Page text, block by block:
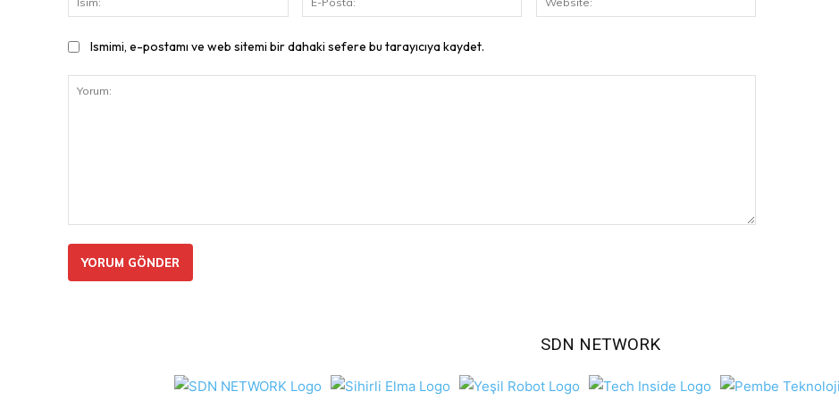
Posta:
Ismimi, e-postamı ve web sitemi bir dahaki sefere bu tarayıcıya kaydet.
SDN NETWORK